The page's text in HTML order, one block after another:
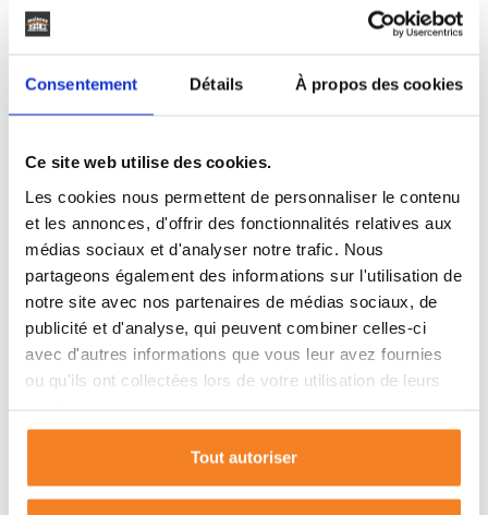
Consentement Détails À propos des cookies
Ce site web utilise des cookies.
Les cookies nous permettent de personnaliser le contenu
et les annonces, d'offrir des fonctionnalités relatives aux
médias sociaux et d'analyser notre trafic. Nous
partageons également des informations sur l'utilisation de
notre site avec nos partenaires de médias sociaux, de
publicité et d'analyse, qui peuvent combiner celles-ci
avec d'autres informations que vous leur avez fournies
ou qu'ils ont collectées lors de votre utilisation de leurs
Tout autoriser
notaire + raccordements + terrassement.
Photos non contractuelles.
Mentions obligatoires: Projet proposé sur un terrain
Non mandaté pour la vente du terrain.
Le prix peut évoluer selon les prestations choisies et les
adaptations nécessaires au terrain.
CARACTÉRISTIQUES